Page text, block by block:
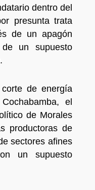
dentro del
presunta trata
de un apagón
un supuesto
de energía
el
de Morales
productoras de
sectores afines
un supuesto